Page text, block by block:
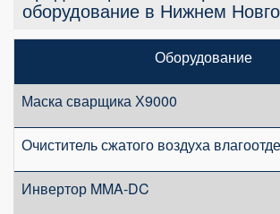
оборудование в Нижнем
Оборудование
Маска сварщика Х9000
Очиститель сжатого воздуха
Инвертор MMA-DC